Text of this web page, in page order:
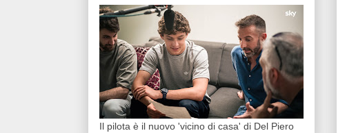
Il pilota è il nuovo 'vicino di casa' di Del Piero